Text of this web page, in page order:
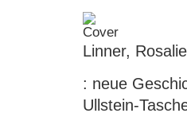
Linner,
: neue
Ullstein-